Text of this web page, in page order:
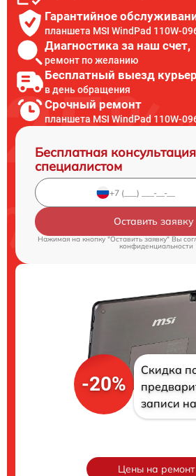
Гарантийное
планшета MSI WindPad 110W-
Диагностика за наш счет,
ремонт по желанию
Бесплатный выезд
в день обращения
Срочный ремонт
планшета MSI WindPad 110W-
Бесплатная
специалистом
Оставить заявку
Нажимая на кнопку "Оставить заявку" Вы
конфиденциальности
-20%
Скидка
записи
Цены на ремонт